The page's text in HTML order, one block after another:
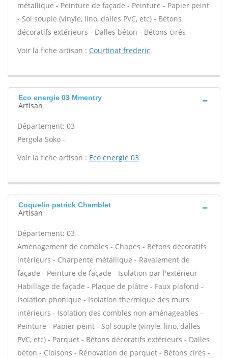
métallique - Peinture de façade - Peinture - Papier peint
- Sol souple (vinyle, lino, dalles PVC, etc) - Bétons
décoratifs extérieurs - Dalles béton - Bétons cirés -
Voir la fiche artisan : Courtinat frederic
Eco energie 03 Mmentry
Artisan
Département: 03
Pergola Soko -
Voir la fiche artisan : Eco energie 03
Coquelin patrick Chamblet
Artisan
Département: 03
Aménagement de combles - Chapes - Bétons décoratifs
intérieurs - Charpente métallique - Ravalement de
façade - Peinture de façade - Isolation par l'extérieur -
Habillage de façade - Plaque de plâtre - Faux plafond -
Isolation phonique - Isolation thermique des murs
intérieurs - Isolation des combles non aménageables -
Peinture - Papier peint - Sol souple (vinyle, lino, dalles
PVC, etc) - Parquet - Bétons décoratifs extérieurs - Dalles
béton - Cloisons - Rénovation de parquet - Bétons cirés -